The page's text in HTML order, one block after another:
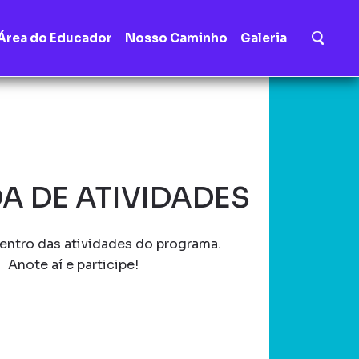
do Educador Nosso Caminho Galeria
DE ATIVIDADES
das atividades do programa.
Anote aí e participe!